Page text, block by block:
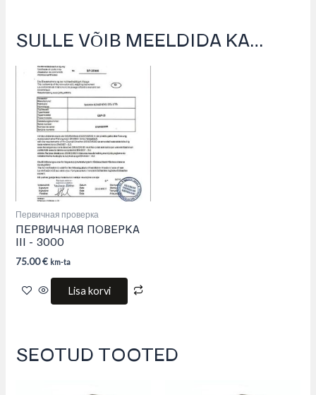
SULLE VÕIB MEELDIDA KA…
Первичная проверка
ПЕРВИЧНАЯ ПОВЕРКА
III – 3000
75.00€ km-ta
Lisa korvi
SEOTUD TOOTED